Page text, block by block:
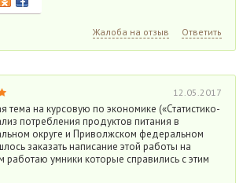
Жалоба на отзыв Ответить
12.05.2017
тема на курсовую по экономике («Статистико-
потребления продуктов питания в
округе и Приволжском федеральном
заказать написание этой работы на
работаю умники которые справились с этим